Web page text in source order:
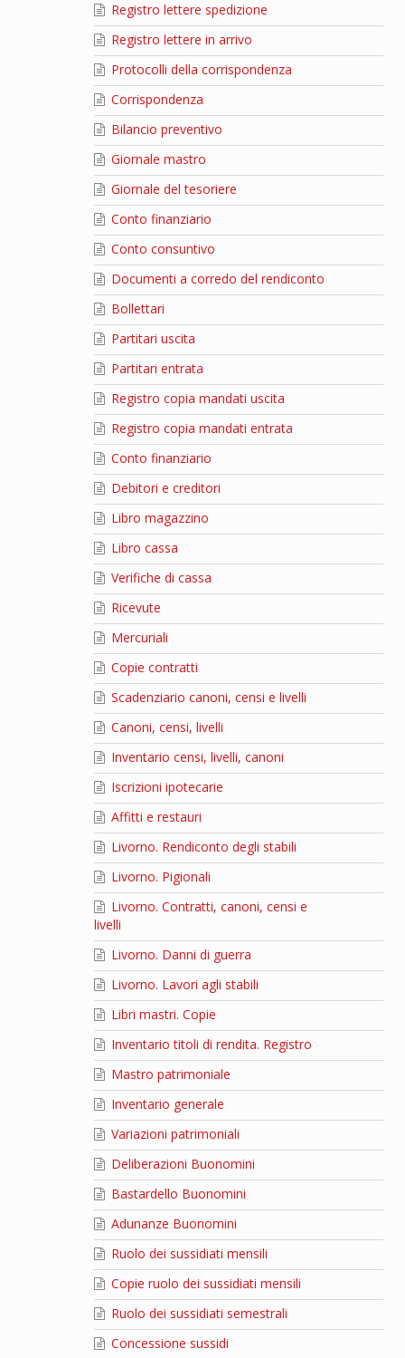
Registro lettere spedizione
Registro lettere in arrivo
Protocolli della corrispondenza
Corrispondenza
Bilancio preventivo
Giornale mastro
Giornale del tesoriere
Conto finanziario
Conto consuntivo
Documenti a corredo del rendiconto
Bollettari
Partitari uscita
Partitari entrata
Registro copia mandati uscita
Registro copia mandati entrata
Conto finanziario
Debitori e creditori
Libro magazzino
Libro cassa
Verifiche di cassa
Ricevute
Mercuriali
Copie contratti
Scadenziario canoni, censi e livelli
Canoni, censi, livelli
Inventario censi, livelli, canoni
Iscrizioni ipotecarie
Affitti e restauri
Livorno. Rendiconto degli stabili
Livorno. Pigionali
Livorno. Contratti, canoni, censi e
livelli
Livorno. Danni di guerra
Livorno. Lavori agli stabili
Libri mastri. Copie
Inventario titoli di rendita. Registro
Mastro patrimoniale
Inventario generale
Variazioni patrimoniali
Deliberazioni Buonomini
Bastardello Buonomini
Adunanze Buonomini
Ruolo dei sussidiati mensili
Copie ruolo dei sussidiati mensili
Ruolo dei sussidiati semestrali
Concessione sussidi